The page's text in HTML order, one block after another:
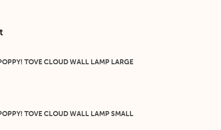
TOVE CLOUD WALL LAMP LARGE
TOVE CLOUD WALL LAMP SMALL